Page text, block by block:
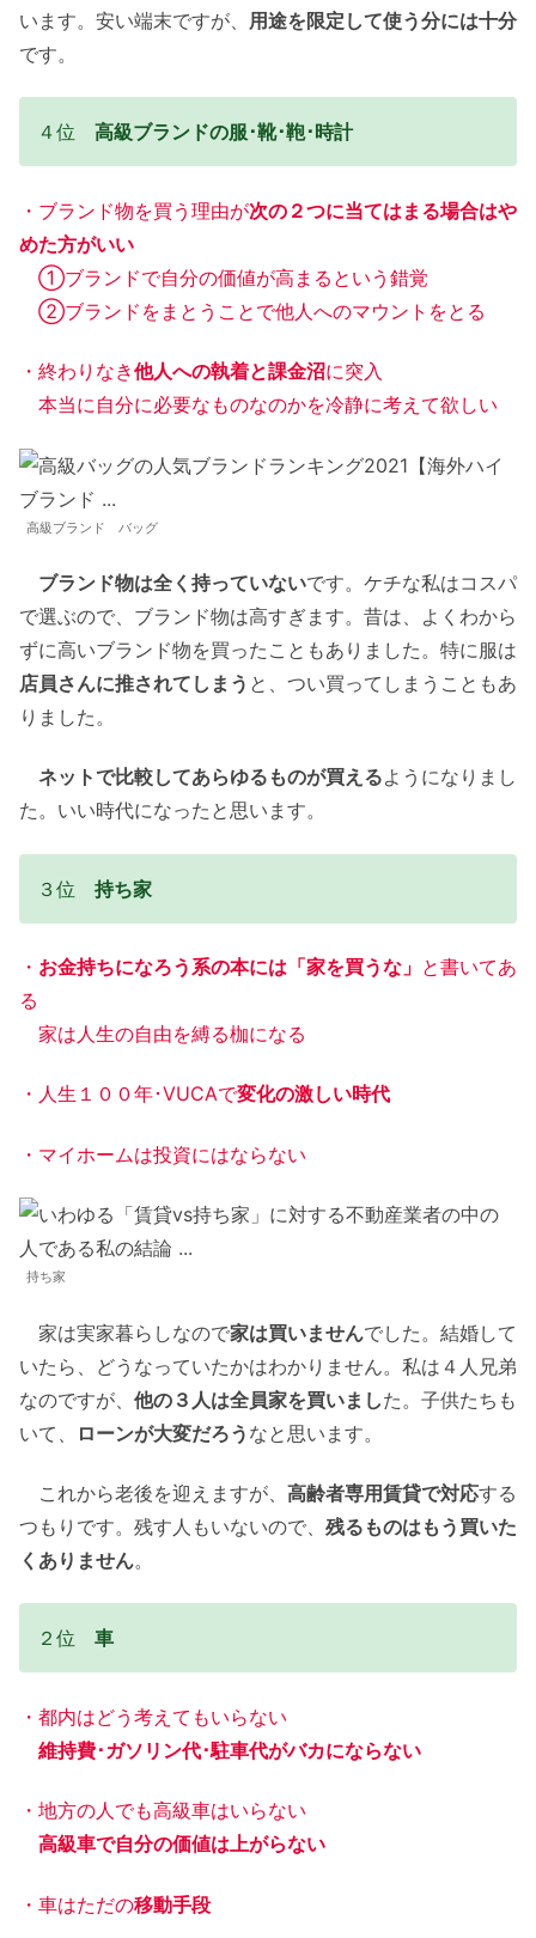
います。安い端末ですが、 用途を限定して使う分には十分
です。
４位 高級ブランドの服･靴･鞄･時計
・ブランド物を買う理由が次の２つに当てはまる場合はや
めた方がいい
①ブランドで自分の価値が高まるという錯覚
②ブランドをまとうことで他人へのマウントをとる
・終わりなき他人への執着と課金沼に突入
本当に自分に必要なものなのかを冷静に考えて欲しい
高級ブランド バッグ
ブランド物は全く持っていないです。ケチな私はコスパ
で選ぶので、ブランド物は高すぎます。昔は、よくわから
ずに高いブランド物を買ったこともありました。特に服は
店員さんに推されてしまう と、つい買ってしまうこともあ
りました。
ネットで比較してあらゆるものが買えるようになりまし
た。いい時代になったと思います。
３位 持ち家
・ お金持ちになろう系の本には「家を買うな」 と書いてあ
る
家は人生の自由を縛る枷になる
・人生１００年･VUCAで変化の激しい時代
・マイホームは投資にはならない
持ち家
家は実家暮らしなので家は買いませんでした。結婚して
いたら、どうなっていたかはわかりません。私は４人兄弟
なのですが、 他の３人は全員家を買いました。子供たちも
いて、
ローンが大変だろう なと思います。
これから老後を迎えますが、 高齢者専用賃貸で対応する
つもりです。残す人もいないので、 残るものはもう買いた
くありません。
２位 車
・都内はどう考えてもいらない
維持費･ガソリン代･駐車代がバカにならない
・地方の人でも高級車はいらない
高級車で自分の価値は上がらない
・車はただの移動手段